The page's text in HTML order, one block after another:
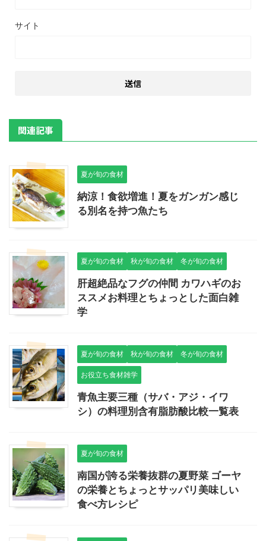
サイト
関連記事
夏が旬の食材
納涼！食欲増進！夏をガンガン感じ
る別名を持つ魚たち
夏が旬の食材 秋が旬の食材 冬が旬の食材
肝超絶品なフグの仲間 カワハギのお
ススメお料理とちょっとした面白雑
学
夏が旬の食材 秋が旬の食材 冬が旬の食材
お役立ち食材雑学
青魚主要三種（サバ・アジ・イワ
シ）の料理別含有脂肪酸比較一覧表
夏が旬の食材
南国が誇る栄養抜群の夏野菜 ゴーヤ
の栄養とちょっとサッパリ美味しい
食べ方レシピ